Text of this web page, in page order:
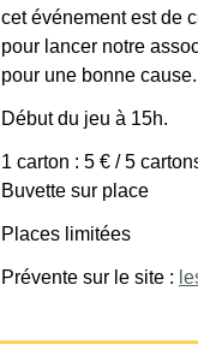
cet événement est de
pour lancer notre
pour une bonne cause.
Début du jeu à 15h.
1 carton : 5 € / 5
Buvette sur place
Places limitées
Prévente sur le site :